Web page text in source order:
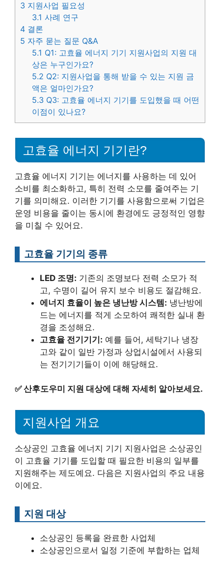
3 지원사업 필요성
3.1 사례 연구
4 결론
5 자주 묻는 질문 Q&A
5.1 Q1: 고효율 에너지 기기 지원사업의 지원 대
상은 누구인가요?
5.2 Q2: 지원사업을 통해 받을 수 있는 지원 금
액은 얼마인가요?
5.3 Q3: 고효율 에너지 기기를 도입했을 때 어떤
이점이 있나요?
고효율 에너지 기기란?
고효율 에너지 기기는 에너지를 사용하는 데 있어
소비를 최소화하고, 특히 전력 소모를 줄여주는 기
기를 의미해요. 이러한 기기를 사용함으로써 기업은
운영 비용을 줄이는 동시에 환경에도 긍정적인 영향
을 미칠 수 있어요.
고효율 기기의 종류
LED 조명: 기존의 조명보다 전력 소모가 적
고, 수명이 길어 유지 보수 비용도 절감해요.
에너지 효율이 높은 냉난방 시스템: 냉난방에
드는 에너지를 적게 소모하여 쾌적한 실내 환
경을 조성해요.
고효율 전기기기: 예를 들어, 세탁기나 냉장
고와 같이 일반 가정과 상업시설에서 사용되
는 전기기기들이 이에 해당해요.
✅산후도우미 지원 대상에 대해 자세히 알아보세요.
지원사업 개요
소상공인 고효율 에너지 기기 지원사업은 소상공인
이 고효율 기기를 도입할 때 필요한 비용의 일부를
지원해주는 제도예요. 다음은 지원사업의 주요 내용
이에요.
지원 대상
소상공인 등록을 완료한 사업체
소상공인으로서 일정 기준에 부합하는 업체